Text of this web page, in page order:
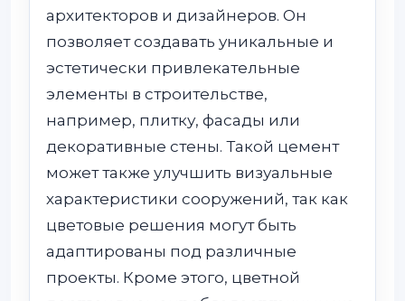
архитекторов и дизайнеров. Он
позволяет создавать уникальные и
эстетически привлекательные
элементы в строительстве,
например, плитку, фасады или
декоративные стены. Такой цемент
может также улучшить визуальные
характеристики сооружений, так как
цветовые решения могут быть
адаптированы под различные
проекты. Кроме этого, цветной